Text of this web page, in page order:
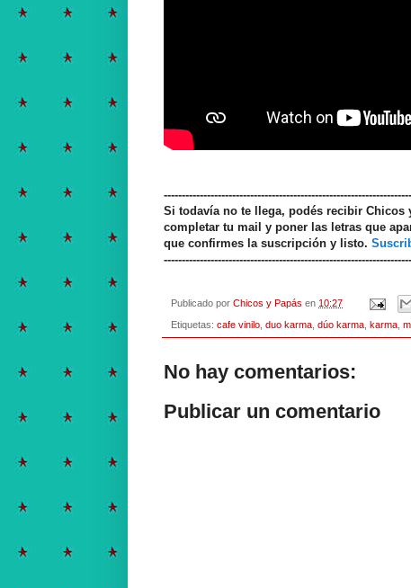
Si todavía no te llega, podés recibir Chicos
completar tu mail y poner las letras que
que confirmes la suscripción y listo.
Publicado por Chicos y Papás en 10:27
Etiquetas: cafe vinilo duo karma dúo karma karma
No hay comentarios:
Publicar un comentario